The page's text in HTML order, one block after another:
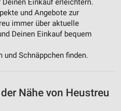
Einkauf erleichtern.
und Angebote zur
immer über aktuelle
Deinen Einkauf bequem
Schnäppchen finden.
Nähe von Heustreu